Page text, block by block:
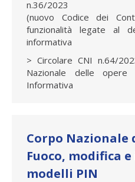
n.36/2023
(nuovo Codice dei
funzionalità legate al
informativa
> Circolare CNI n.64/
Nazionale delle
Informativa
Corpo Nazionale
Fuoco, modifica
modelli PIN